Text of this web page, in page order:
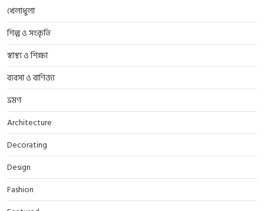
খেলাধুলা
শিল্প ও সংকৃতি
স্বাস্থ্য ও শিক্ষা
ব্যবসা ও বাণিজ্য
ভ্রমণ
Architecture
Decorating
Design
Fashion